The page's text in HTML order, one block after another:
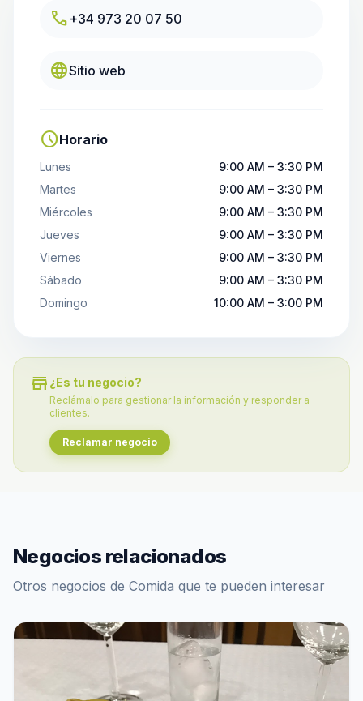
call +34 973 20 07 50
languageSitio web
scheduleHorario
Lunes
9:00 AM – 3:30 PM
Martes
9:00 AM – 3:30 PM
Miércoles
9:00 AM – 3:30 PM
Jueves
9:00 AM – 3:30 PM
Viernes
9:00 AM – 3:30 PM
Sábado
9:00 AM – 3:30 PM
Domingo
10:00 AM – 3:00 PM
store ¿Es tu negocio?
Reclámalo para gestionar la información y responder a
clientes.
Reclamar negocio
Negocios relacionados
Otros negocios de Comida que te pueden interesar